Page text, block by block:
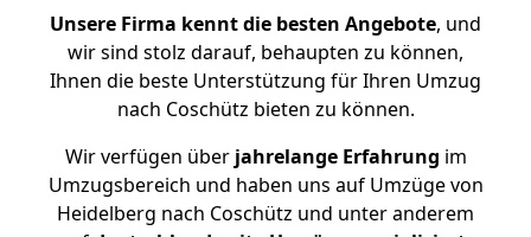
Unsere Firma kennt die besten Angebote, und
wir sind stolz darauf, behaupten zu können,
Ihnen die beste Unterstützung für Ihren Umzug
nach Coschütz bieten zu können.
Wir verfügen überjahrelange Erfahrung im
Umzugsbereich und haben uns auf Umzüge von
Heidelberg nach Coschütz und unter anderem